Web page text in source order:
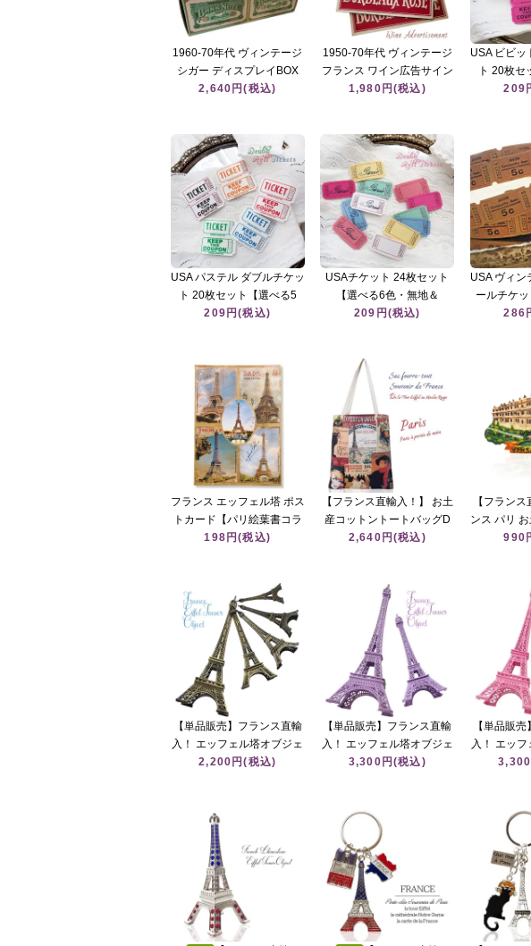
1960-70年代 ヴィンテージ
シガー ディスプレイBOX
デッドストック【BANK
2,640円(税込)
1950-70年代 ヴィンテージ
フランス ワイン広告サイン
【Gaudrap & Co Bordeaux
1,980円(税込)
USA ビビッ
ト 20枚セ
色・MIX】
209
USA パステル ダブルチケッ
ト 20枚セット【選べる5
色・MIX】紙もの コラージ
209円(税込)
USAチケット 24枚セット
【選べる6色・無地＆
Paris】紙もの コラージュ
209円(税込)
USA ヴィン
ールチケ
【5セント
286
フランス エッフェル塔 ポス
トカード【パリ絵葉書コラ
ージュ】
198円(税込)
【フランス直輸入！】 お土
産コットントートバッグD
40×37 【 ベル・エポック
ノワール／エッフェル塔／
ミスタンゲット／モンマル
トル】
2,640円(税込)
【フラン
ンス パリ
（ヴェルサ
990
【単品販売】フランス直輸
入！ エッフェル塔オブジェ
10cm～25cm（ブロンズ 模
2,200円(税込)
【単品販売】フランス直輸
入！ エッフェル塔オブジェ
18cm、25cm（パープル 模
3,300円(税込)
【単品販
入！ エッ
18cm、